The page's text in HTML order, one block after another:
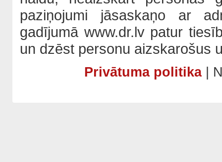
paziņojumi jāsaskaņo ar
gadījumā www.dr.lv patur
un dzēst personu aizskarošus
Privātuma politika|